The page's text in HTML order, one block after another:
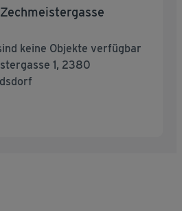
keine Objekte verfügbar
1, 2380